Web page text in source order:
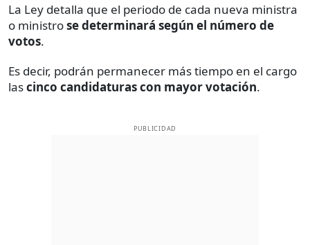
La Ley detalla que el periodo de cada nueva ministra
o ministrose determinará según el número de
votos.
Es decir, podrán permanecer más tiempo en el cargo
lascinco candidaturas con mayor votación.
PUBLICIDAD